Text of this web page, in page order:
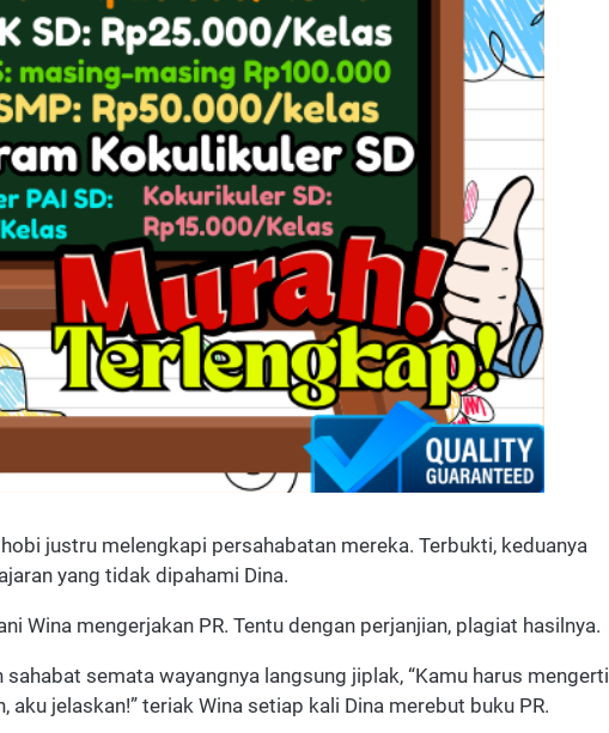
justru melengkapi persahabatan mereka. Terbukti, keduanya
yang tidak dipahami Dina.
Wina mengerjakan PR. Tentu dengan perjanjian, plagiat hasilnya.
semata wayangnya langsung jiplak, “Kamu harus mengerti
aku jelaskan!” teriak Wina setiap kali Dina merebut buku PR.